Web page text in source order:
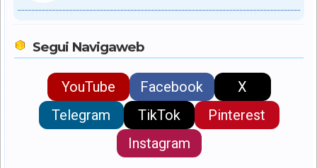
Segui Navigaweb
YouTube Facebook
X
Telegram
TikTok
Pinterest
Instagram